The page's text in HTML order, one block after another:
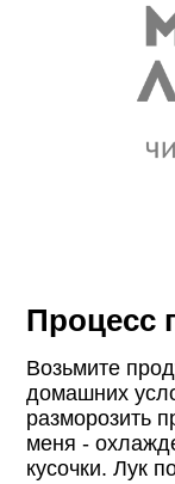
Процесс
Возьмите
домашних
разморозить
меня -
кусочки. Лук